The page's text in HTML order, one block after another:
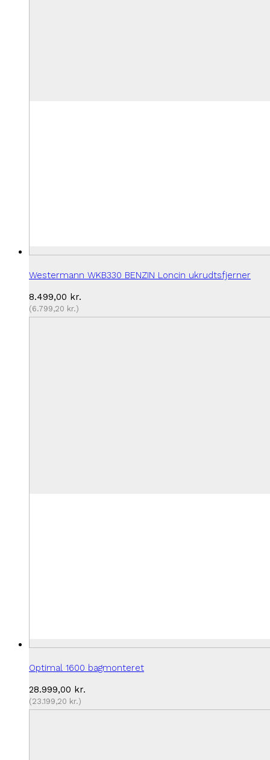
Westermann WKB330 BENZIN Loncin ukrudtsfjerner
8.499,00 kr.
(6.799,20 kr.)
Optimal 1600 bagmonteret
28.999,00 kr.
(23.199,20 kr.)